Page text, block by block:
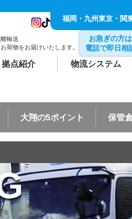
福岡・九州東京・関
輸送
荷物をお届けいたします。
お急ぎの方は
電話で即日相
拠点紹介 物流システム
大翔の5ポイント 保管